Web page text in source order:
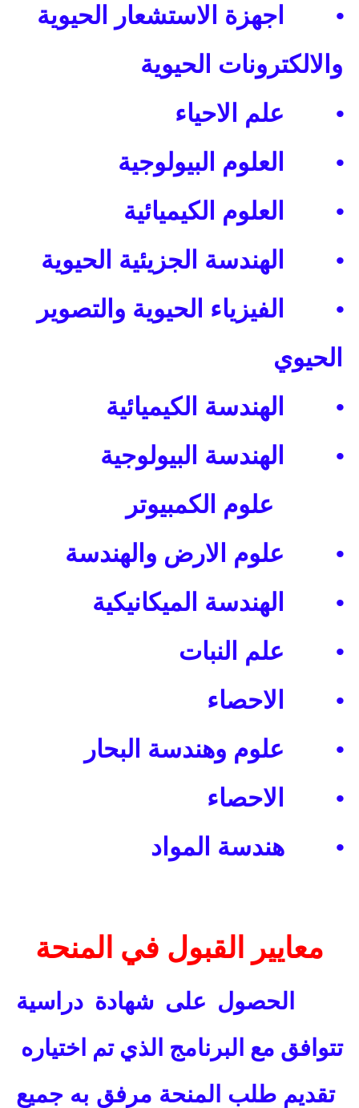
•
اجهزة الاستشعار الحيوية
والالكترونات الحيوية
•
علم الاحياء
•
العلوم البيولوجية
•
العلوم الكيميائية
•
الهندسة الجزيئية الحيوية
•
الفيزياء الحيوية والتصوير
الحيوي
•
الهندسة الكيميائية
•
الهندسة البيولوجية
علوم الكمبيوتر
•
علوم الارض والهندسة
•
الهندسة الميكانيكية
•
علم النبات
•
الاحصاء
•
علوم وهندسة البحار
•
الاحصاء
•
هندسة المواد
معايير القبول في المنحة
الحصول على شهادة دراسية
تتوافق مع البرنامج الذي تم اختياره
تقديم طلب المنحة مرفق به جميع